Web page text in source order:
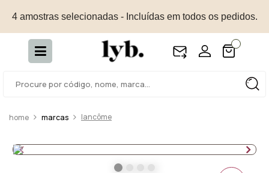
4 amostras selecionadas - Incluídas em todos os pedidos.
marcas lancôme